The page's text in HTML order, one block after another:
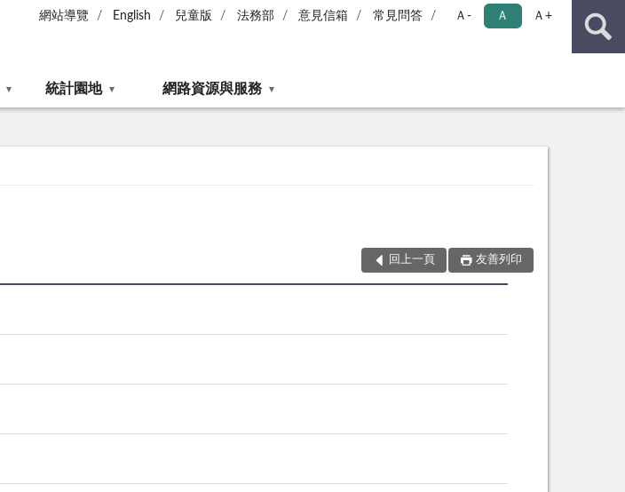
網站導覽 English 兒童版 法務部 意見信箱 常見問答 Ａ- Ａ Ａ+
統計園地 網路資源與服務
回上一頁 友善列印